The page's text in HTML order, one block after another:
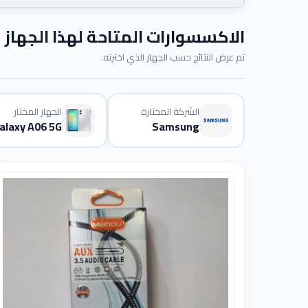
الاكسسوارات المتاحة لهذا الجهاز
تم عرض النتائج حسب الجهاز الذي اخترته.
الشركة المختارة
Samsung
الجهاز المختار
A06 5G